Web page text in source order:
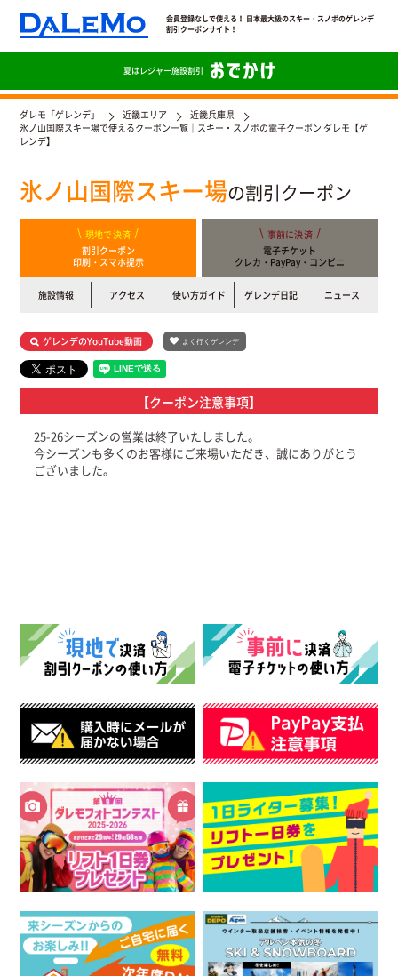
会員登録なしで使える！ 日本最大級のスキー・スノボのゲレンデ
割引クーポンサイト！
夏はレジャー施設割引
ダレモ「ゲレンデ」 近畿エリア
近畿兵庫県
氷ノ山国際スキー場で使えるクーポン一覧｜スキー・スノボの電子クーポン ダレモ【ゲ
レンデ】
氷ノ山国際スキー場の割引クーポン
現地で決済
割引クーポン
印刷・スマホ提示
事前に決済
電子チケット
クレカ・PayPay・コンビニ
施設情報 アクセス 使い方ガイド ゲレンデ日記 ニュース
ゲレンデのYouTube動画 よく行くゲレンデ
【クーポン注意事項】
25-26シーズンの営業は終了いたしました。
今シーズンも多くのお客様にご来場いただき、誠にありがとう
ございました。